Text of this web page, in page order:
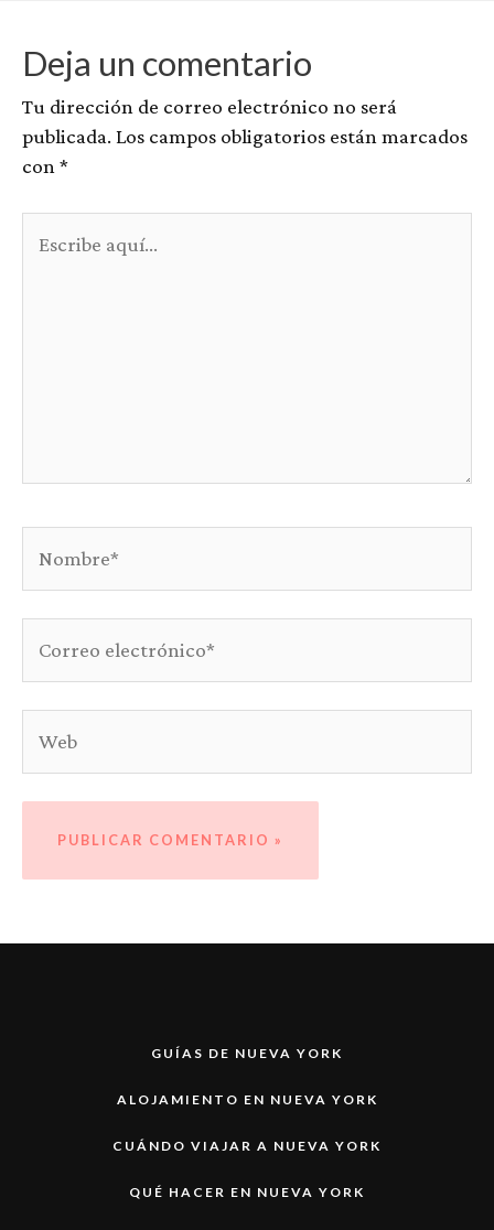
Deja un comentario
Tu dirección de correo electrónico no será
publicada. Los campos obligatorios están marcados
con *
aquí...
electrónico*
GUÍAS DE NUEVA YORK
ALOJAMIENTO EN NUEVA YORK
CUÁNDO VIAJAR A NUEVA YORK
QUÉ HACER EN NUEVA YORK